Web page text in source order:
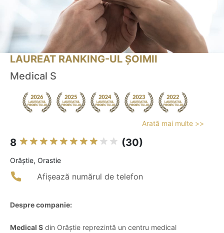
LAUREAT RANKING-UL ȘOIMII
Medical S
Arată mai multe >>
8 (30)
Orăştie, Orastie
Afișează numărul de telefon
Despre companie:
Medical S din Orăștie reprezintă un centru medical